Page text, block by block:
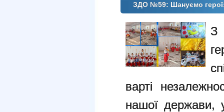
ЗДО №59: Шануємо
З
варті
нашої держави,